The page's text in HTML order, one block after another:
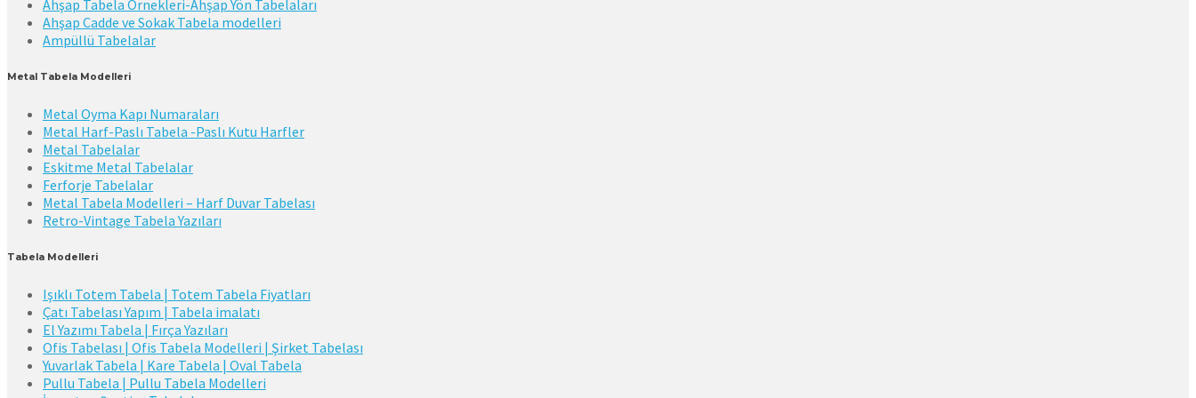
Ahşap Tabela Örnekleri-Ahşap Yön Tabelaları
Ahşap Cadde ve Sokak Tabela modelleri
Ampüllü Tabelalar
Metal Tabela Modelleri
Metal Oyma Kapı Numaraları
Metal Harf-Paslı Tabela -Paslı Kutu Harfler
Metal Tabelalar
Eskitme Metal Tabelalar
Ferforje Tabelalar
Metal Tabela Modelleri – Harf Duvar Tabelası
Retro-Vintage Tabela Yazıları
Tabela Modelleri
Işıklı Totem Tabela | Totem Tabela Fiyatları
Çatı Tabelası Yapım | Tabela imalatı
El Yazımı Tabela | Fırça Yazıları
Ofis Tabelası | Ofis Tabela Modelleri | Şirket Tabelası
Yuvarlak Tabela | Kare Tabela | Oval Tabela
Pullu Tabela | Pullu Tabela Modelleri